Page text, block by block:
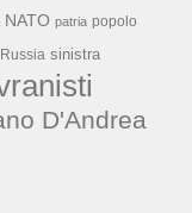
NATO patria popolo
Russia sinistra
D'Andrea